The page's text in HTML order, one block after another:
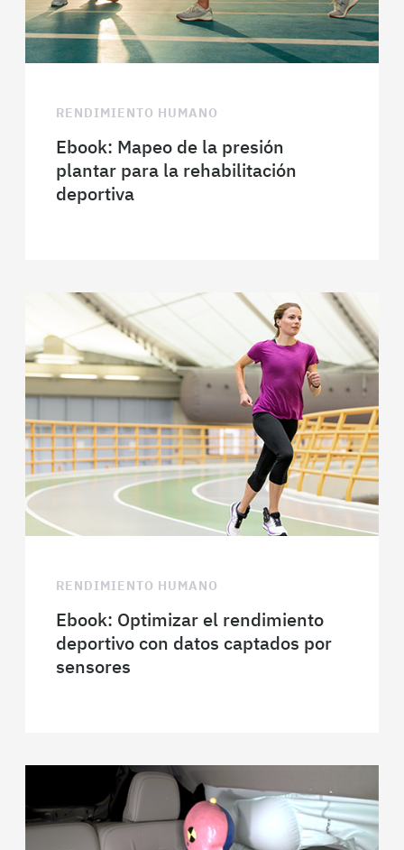
RENDIMIENTO HUMANO
Ebook: Mapeo de la presión
plantar para la rehabilitación
deportiva
RENDIMIENTO HUMANO
Ebook: Optimizar el rendimiento
deportivo con datos captados por
sensores